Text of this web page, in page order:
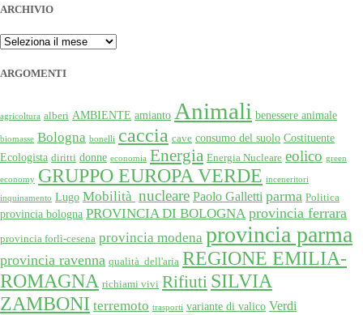
ARCHIVIO
ARCHIVIO
ARGOMENTI
agricoltura alberi AMBIENTE amianto Animali benessere animale
biomasse Bologna bonelli caccia cave consumo del suolo Costituente
Ecologista diritti donne economia Energia Energia Nucleare eolico green
economy GRUPPO EUROPA VERDE inceneritori
inquinamento Lugo Mobilità nucleare Paolo Galletti parma Politica
provincia bologna PROVINCIA DI BOLOGNA provincia ferrara
provincia forlì-cesena provincia modena provincia parma
provincia ravenna qualità dell'aria REGIONE EMILIA-
ROMAGNA richiami vivi Rifiuti SILVIA
ZAMBONI terremoto trasporti variante di valico Verdi